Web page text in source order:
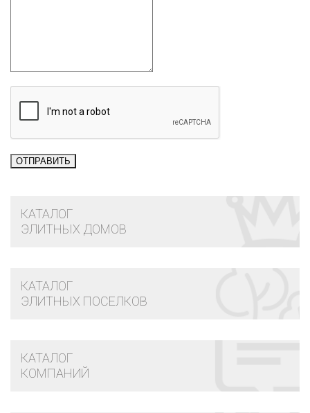
КАТАЛОГ
ЭЛИТНЫХ ДОМОВ
КАТАЛОГ
ЭЛИТНЫХ ПОСЕЛКОВ
КАТАЛОГ
КОМПАНИЙ